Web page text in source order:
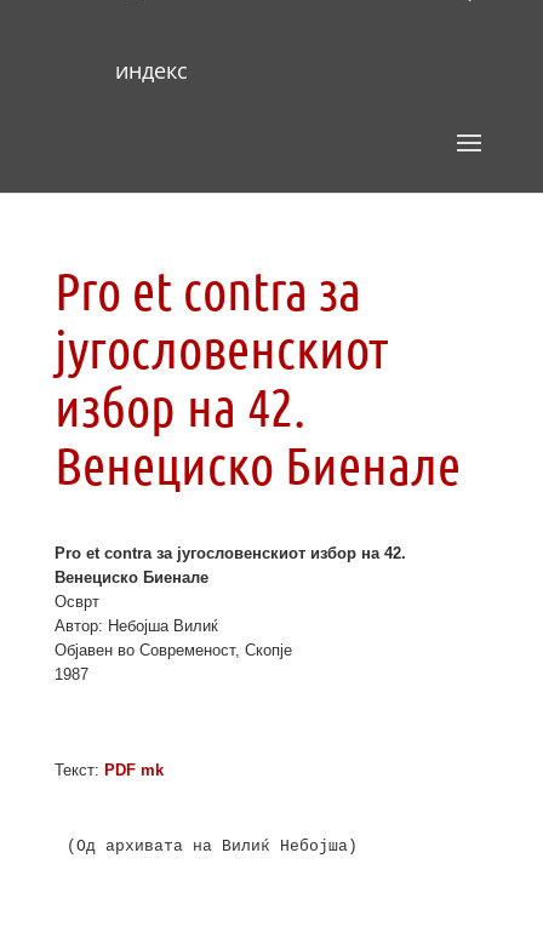
индекс
Pro et contra за
југословенскиот
избор на 42.
Венециско Биенале
Pro et contra за југословенскиот избор на 42.
Венециско Биенале
Осврт
Автор: Небојша Вилиќ
Објавен во Современост, Скопје
1987
Текст: PDF mk
(Од архивата на Вилиќ Небојша)